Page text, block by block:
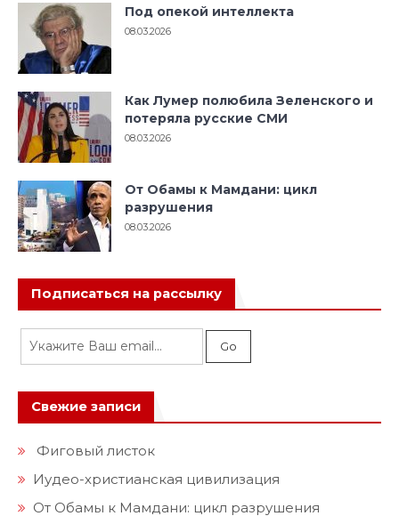
Под опекой интеллекта
08.03.2026
Как Лумер полюбила Зеленского и
потеряла русские СМИ
08.03.2026
От Обамы к Мамдани: цикл
разрушения
08.03.2026
Подписаться на рассылку
Свежие записи
Фиговый листок
Иудео-христианская цивилизация
От Обамы к Мамдани: цикл разрушения